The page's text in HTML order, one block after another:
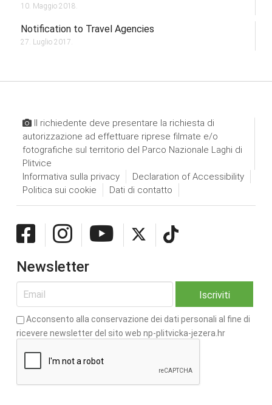
10. Maggio 2018.
Notification to Travel Agencies
27. Luglio 2017.
Il richiedente deve presentare la richiesta di
autorizzazione ad effettuare riprese filmate e/o
fotografiche sul territorio del Parco Nazionale Laghi di
Plitvice
Informativa sulla privacy
Declaration of Accessibility
Politica sui cookie
Dati di contatto
Newsletter
Acconsento alla conservazione dei dati personali al fine di
ricevere newsletter del sito web np-plitvicka-jezera.hr